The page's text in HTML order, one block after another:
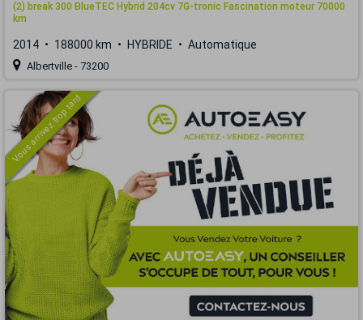
(2) break 300 BlueTEC Hybrid 204cv 7G-tronic Fascination moteur 70000
km
2014 188000 km HYBRIDE Automatique
Albertville - 73200
Vous arrivez trop tard